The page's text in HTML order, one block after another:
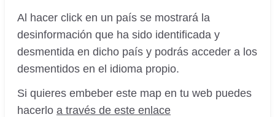
Al hacer click en un país se mostrará la
desinformación que ha sido identificada y
desmentida en dicho país y podrás acceder a los
desmentidos en el idioma propio.
Si quieres embeber este map en tu web puedes
hacerlo a través de este enlace